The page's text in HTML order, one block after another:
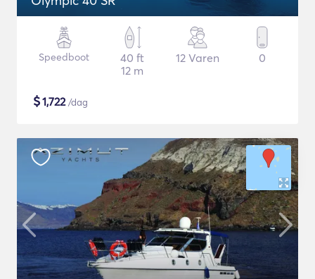
Speedboot
40 ft
12 m
12 Varen 0
$1,722/dag